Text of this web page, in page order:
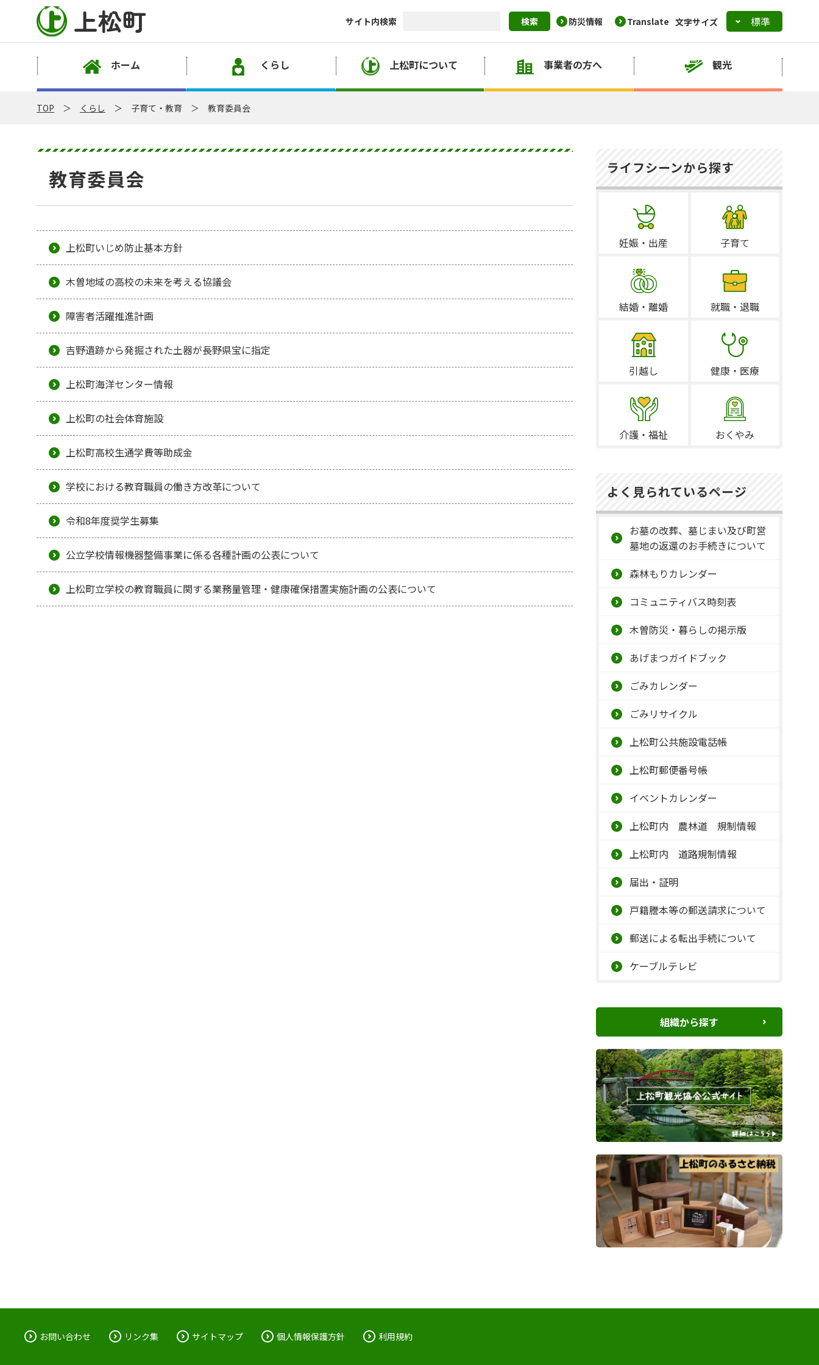
上松町 サイト内検索 検索 防災情報 Translate 文字サイズ
ホーム くらし 上松町について 事業者の方へ 観光
TOP くらし 子育て・教育 教育委員会
教育委員会
上松町いじめ防止基本方針
木曽地域の高校の未来を考える協議会
障害者活躍推進計画
吉野遺跡から発掘された土器が長野県宝に指定
上松町海洋センター情報
上松町の社会体育施設
上松町高校生通学費等助成金
学校における教育職員の働き方改革について
令和8年度奨学生募集
公立学校情報機器整備事業に係る各種計画の公表について
上松町立学校の教育職員に関する業務量管理・健康確保措置実施計画の公表について
ライフシーンから探す
妊娠・出産 子育て
結婚・離婚 就職・退職
引越し 健康・医療
介護・福祉 おくやみ
よく見られているページ
お墓の改葬、墓じまい及び町営
墓地の返還のお手続きについて
森林もりカレンダー
コミュニティバス時刻表
木曽防災・暮らしの掲示版
あげまつガイドブック
ごみカレンダー
ごみリサイクル
上松町公共施設電話帳
上松町郵便番号帳
イベントカレンダー
上松町内 農林道 規制情報
上松町内 道路規制情報
届出・証明
戸籍謄本等の郵送請求について
郵送による転出手続について
ケーブルテレビ
組織から探す
お問い合わせ リンク集 サイトマップ 個人情報保護方針 利用規約